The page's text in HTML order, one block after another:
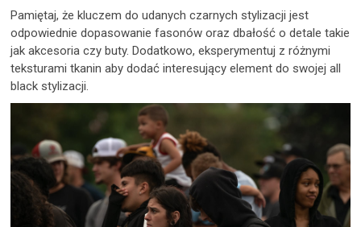
Pamiętaj, że kluczem do udanych czarnych stylizacji jest
odpowiednie dopasowanie fasonów oraz dbałość o detale takie
jak akcesoria czy buty. Dodatkowo, eksperymentuj z różnymi
teksturami tkanin aby dodać interesujący element do swojej all
black stylizacji.